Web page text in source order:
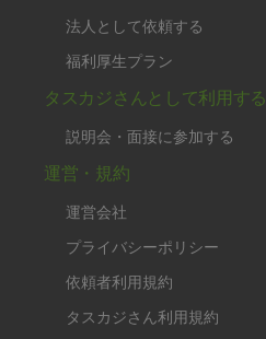
法人として依頼する
福利厚生プラン
タスカジさんとして利用する
説明会・面接に参加する
運営・規約
運営会社
プライバシーポリシー
依頼者利用規約
タスカジさん利用規約